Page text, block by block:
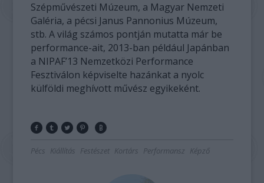
Szépművészeti Múzeum, a Magyar Nemzeti
Galéria, a pécsi Janus Pannonius Múzeum,
stb. A világ számos pontján mutatta már be
performance-ait, 2013-ban például Japánban
a NIPAF’13 Nemzetközi Performance
Fesztiválon képviselte hazánkat a nyolc
külföldi meghívott művész egyikeként.
Pécs Kiállítás Festészet Kortárs Performansz Képző